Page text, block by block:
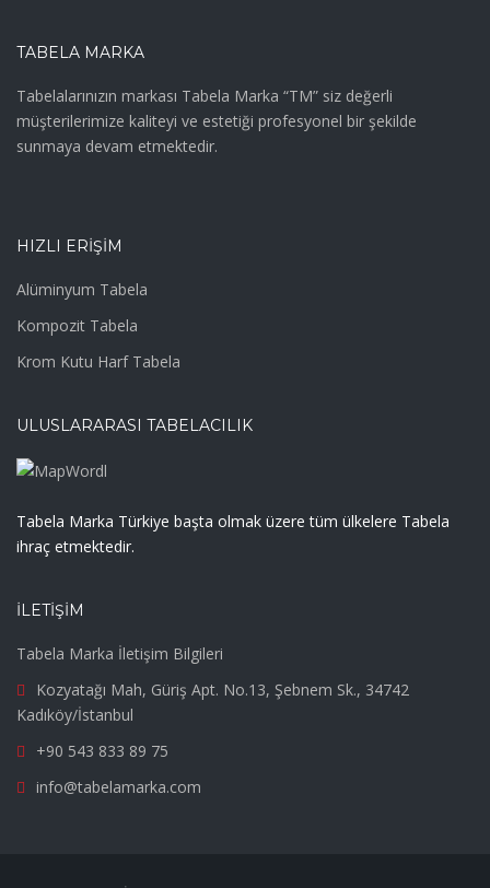
TABELA MARKA
Tabelalarınızın markası Tabela Marka “TM” siz değerli
müşterilerimize kaliteyi ve estetiği profesyonel bir şekilde
sunmaya devam etmektedir.
HIZLI ERIŞIM
Alüminyum Tabela
Kompozit Tabela
Krom Kutu Harf Tabela
ULUSLARARASI TABELACILIK
Tabela Marka Türkiye başta olmak üzere tüm ülkelere Tabela
ihraç etmektedir.
İLETIŞIM
Tabela Marka İletişim Bilgileri
Kozyatağı Mah, Güriş Apt. No.13, Şebnem Sk., 34742
Kadıköy/İstanbul
+90 543 833 89 75
info@tabelamarka.com